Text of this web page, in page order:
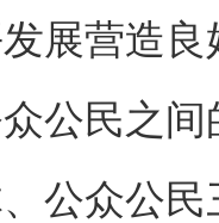
展营造
公民之
公众公